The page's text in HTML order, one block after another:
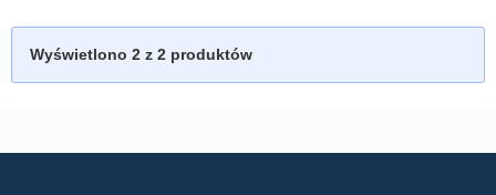
Wyświetlono 2 z 2 produktów